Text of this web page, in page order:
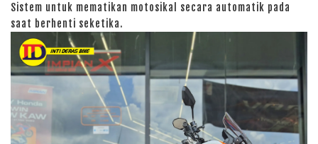
Sistem untuk mematikan motosikal secara automatik pada
saat berhenti seketika.